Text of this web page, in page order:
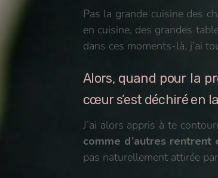
Pas la grande cuisine des
en cuisine, des grandes
dans ces moments-là, j’ai
Alors, quand pour la
cœur s’est déchiré en
J’ai alors appris à te
comme d’autres rentrent
pas naturellement attirée